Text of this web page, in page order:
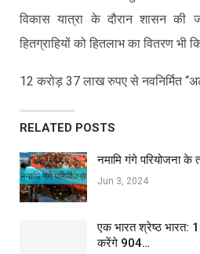
विकास यात्रा के दौरान शासन की
हितग्राहियों को हितलाभ का वितरण भी
12 करोड़ 37 लाख रुपए से नवनिर्मित
RELATED POSTS
नमामि गंगे परियोजना
Jun 3, 2024
एक भारत श्रेष्ठ भारत:
करेंगे 904…